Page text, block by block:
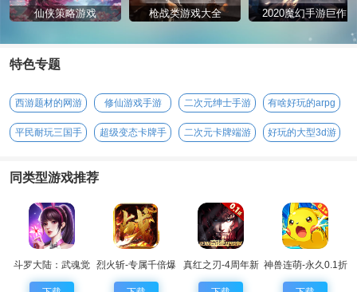
仙侠策略游戏 枪战类游戏大全 2020魔幻手游巨作
特色专题
西游题材的网游 修仙游戏手游 二次元绅士手游
有啥好玩的arpg
手游
平民耐玩三国手
超级变态卡牌手
二次元卡牌端游
好玩的大型3d游
同类型游戏推荐
斗罗大陆：武魂觉
醒
烈火斩-专属千倍爆
真红之刃-4周年新
版本0.1折
神兽连萌-永久0.1折